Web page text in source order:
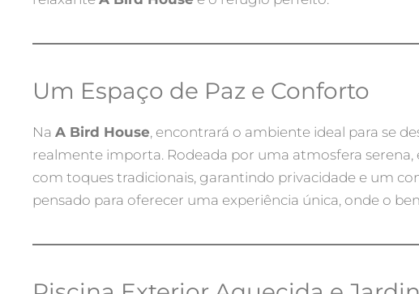
Um Espaço de Paz e Conforto
Na A Bird House, encontrará o ambiente ideal para se
realmente importa. Rodeada por uma atmosfera
com toques tradicionais, garantindo privacidade e um
pensado para oferecer uma experiência única, onde o